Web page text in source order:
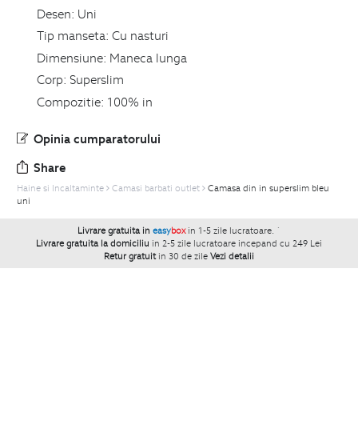
Desen: Uni
Tip manseta: Cu nasturi
Dimensiune: Maneca lunga
Corp: Superslim
Compozitie: 100% in
Opinia cumparatorului
Share
Haine si Incaltaminte Camasi barbati outlet
Camasa din in superslim bleu
uni
Livrare gratuita in easybox in 1-5 zile lucratoare. `
Livrare gratuita la domiciliu in 2-5 zile lucratoare incepand cu 249 Lei
Retur gratuit in 30 de zile Vezi detalii